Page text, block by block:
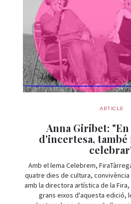
ARTICLE
Anna Giribet:
d'incertesa, també
Amb el lema Celebrem,
quatre dies de cultura, convivència
amb la directora artística de la
grans eixos d'aquesta edició,